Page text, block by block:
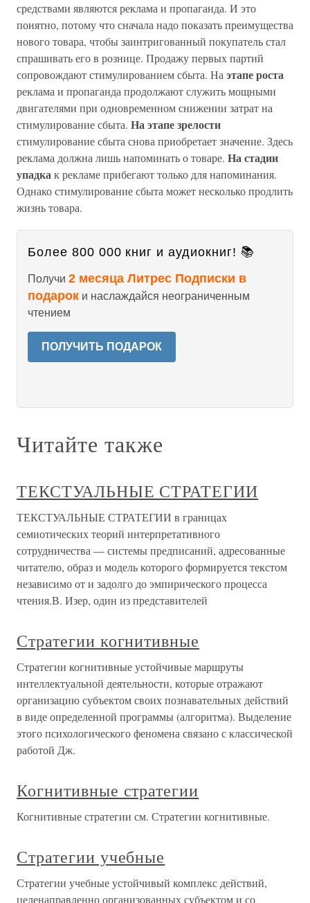
средствами являются реклама и пропаганда. И это
понятно, потому что сначала надо показать преимущества
нового товара, чтобы заинтригованный покупатель стал
спрашивать его в рознице. Продажу первых партий
сопровождают стимулированием сбыта. На этапе роста
реклама и пропаганда продолжают служить мощными
двигателями при одновременном снижении затрат на
стимулирование сбыта. На этапе зрелости
стимулирование сбыта снова приобретает значение. Здесь
реклама должна лишь напоминать о товаре. На стадии
упадкак рекламе прибегают только для напоминания.
Однако стимулирование сбыта может несколько продлить
жизнь товара.
Более 800 000 книг и аудиокниг! 📚
Получи 2 месяца Литрес Подписки в
подарок и наслаждайся неограниченным
чтением
ПОЛУЧИТЬ ПОДАРОК
Читайте также
ТЕКСТУАЛЬНЫЕ СТРАТЕГИИ
ТЕКСТУАЛЬНЫЕ СТРАТЕГИИ в границах
семиотических теорий интерпретативного
сотрудничества — системы предписаний, адресованные
читателю, образ и модель которого формируется текстом
независимо от и задолго до эмпирического процесса
чтения.В. Изер, один из представителей
Стратегии когнитивные
Стратегии когнитивные устойчивые маршруты
интеллектуальной деятельности, которые отражают
организацию субъектом своих познавательных действий
в виде определенной программы (алгоритма). Выделение
этого психологического феномена связано с классической
работой Дж.
Когнитивные стратегии
Когнитивные стратегии см. Стратегии когнитивные.
Стратегии учебные
Стратегии учебные устойчивый комплекс действий,
целенаправленно организованных субъектом и со